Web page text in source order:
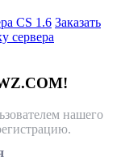
CS 1.6 Заказать
сервера
нашего